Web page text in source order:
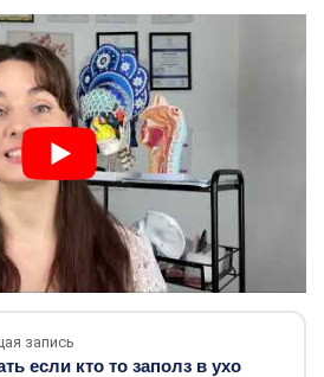
запись
если кто то заполз в ухо